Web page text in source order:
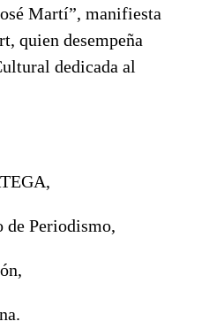
Martí”, manifiesta
quien desempeña
dedicada al
de Periodismo,